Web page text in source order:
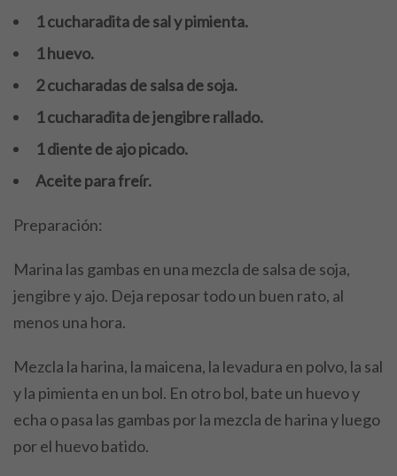
1 cucharadita de sal y pimienta.
1 huevo.
2 cucharadas de salsa de soja.
1 cucharadita de jengibre rallado.
1 diente de ajo picado.
Aceite para freír.
Preparación:
Marina las gambas en una mezcla de salsa de soja,
jengibre y ajo. Deja reposar todo un buen rato, al
menos una hora.
Mezcla la harina, la maicena, la levadura en polvo, la sal
y la pimienta en un bol. En otro bol, bate un huevo y
echa o pasa las gambas por la mezcla de harina y luego
por el huevo batido.